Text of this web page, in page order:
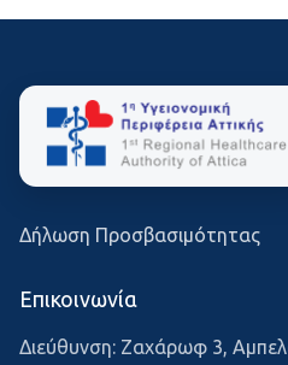
Δήλωση Προσβασιμότητας
Επικοινωνία
Διεύθυνση: Ζαχάρωφ 3,